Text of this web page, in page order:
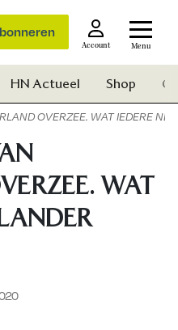
Account Menu
HN Actueel Shop
OVERZEE. WAT IEDERE
WAT